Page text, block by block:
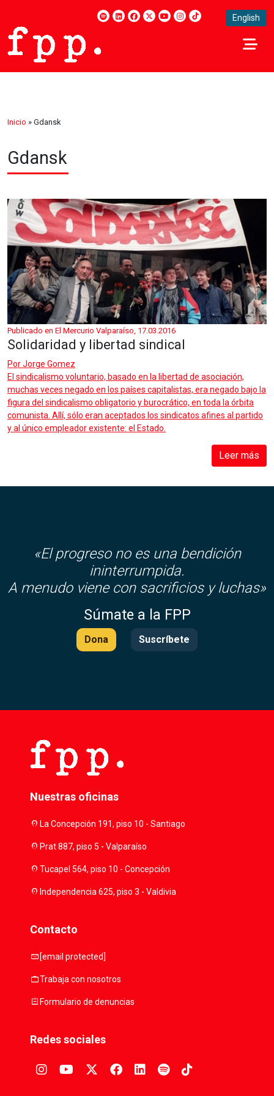
English
Inicio » Gdansk
Gdansk
Publicado en El Mercurio Valparaíso, 17.03.2016
Solidaridad y libertad sindical
PorJorge Gomez
El sindicalismo voluntario, basado en la libertad de asociación,
muchas veces negado en los países capitalistas, era negado bajo la
figura del sindicalismo obligatorio y burocrático, en toda la órbita
comunista. Allí, sólo eran aceptados los sindicatos afines al partido
y al único empleador existente: el Estado.
Leer más
«El progreso no es una bendición
ininterrumpida.
A menudo viene con sacrificios y luchas»
Súmate a la FPP
Dona Suscríbete
Nuestras oficinas
location_onLa Concepción 191, piso 10 - Santiago
location_onPrat 887, piso 5 - Valparaíso
location_onTucapel 564, piso 10 - Concepción
location_onIndependencia 625, piso 3 - Valdivia
Contacto
mail [email protected]
workTrabaja con nosotros
assignmentFormulario de denuncias
Redes sociales